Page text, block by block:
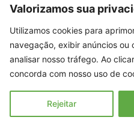
Valorizamos sua
Utilizamos cookies para
navegação, exibir anúncios ou
analisar nosso tráfego. Ao
concorda com nosso uso de
Rejeitar